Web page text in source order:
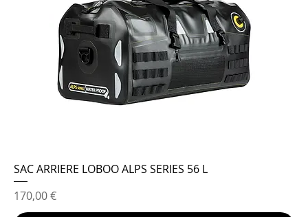
SAC ARRIERE LOBOO ALPS SERIES 56 L
Prix
170,00 €